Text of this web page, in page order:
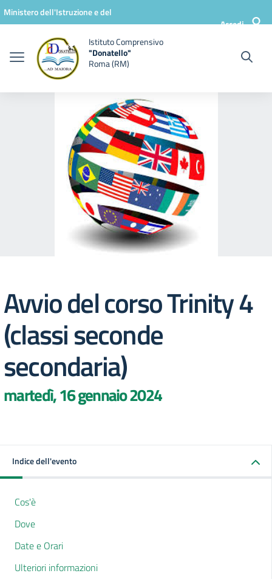
Vai ai contenuti
Vai al menu di navigazione
Vai al footer
Ministero dell'Istruzione e del
Accedi
Istituto Comprensivo
"Donatello"
Roma (RM)
Avvio del corso Trinity 4
(classi seconde
secondaria)
martedì, 16 gennaio 2024
Indice dell'evento
Cos'è
Dove
Date e Orari
Ulteriori informazioni